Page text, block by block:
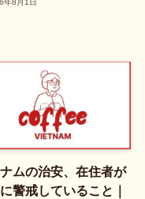
年8月1日
ムの治安、在住者が
警戒していること｜